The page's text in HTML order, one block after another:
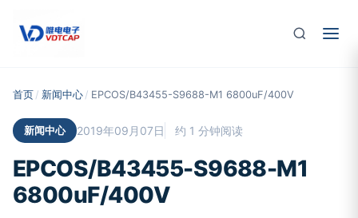
首页 / 新闻中心 / EPCOS/B43455-S9688-M1 6800uF/400V
新闻中心 2019年09月07日 约 1 分钟阅读
EPCOS/B43455-S9688-M1
6800uF/400V